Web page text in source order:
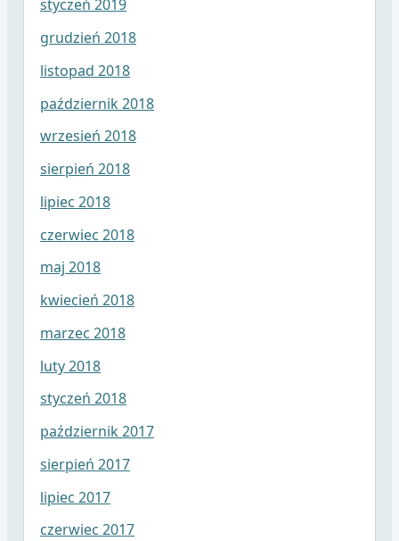
styczeń 2019
grudzień 2018
listopad 2018
październik 2018
wrzesień 2018
sierpień 2018
lipiec 2018
czerwiec 2018
maj 2018
kwiecień 2018
marzec 2018
luty 2018
styczeń 2018
październik 2017
sierpień 2017
lipiec 2017
czerwiec 2017